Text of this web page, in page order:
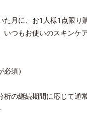
月に、お1人様1点限り
つもお使いのスキン
須）
の継続期間に応じて通